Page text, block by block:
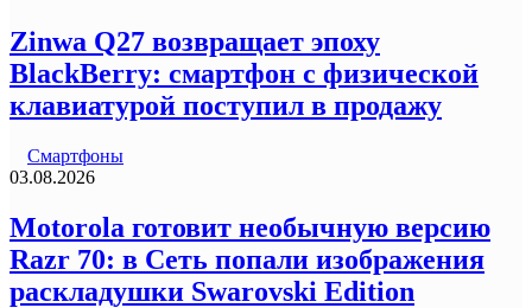
Zinwa Q27 возвращает эпоху
BlackBerry: смартфон с физической
клавиатурой поступил в продажу
Смартфоны
03.08.2026
Motorola готовит необычную версию
Razr 70: в Сеть попали изображения
раскладушки Swarovski Edition